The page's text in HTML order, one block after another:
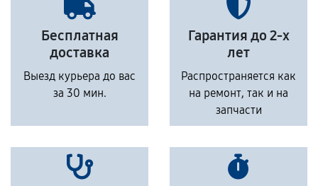
Бесплатная
доставка
Выезд курьера до вас
за 30 мин.
Гарантия до 2-х
лет
Распространяется как
на ремонт, так и на
запчасти